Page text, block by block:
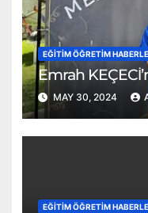
EĞITIM ÖĞRETIM
Emrah
MAY 30, 2024
EĞITIM ÖĞRETIM